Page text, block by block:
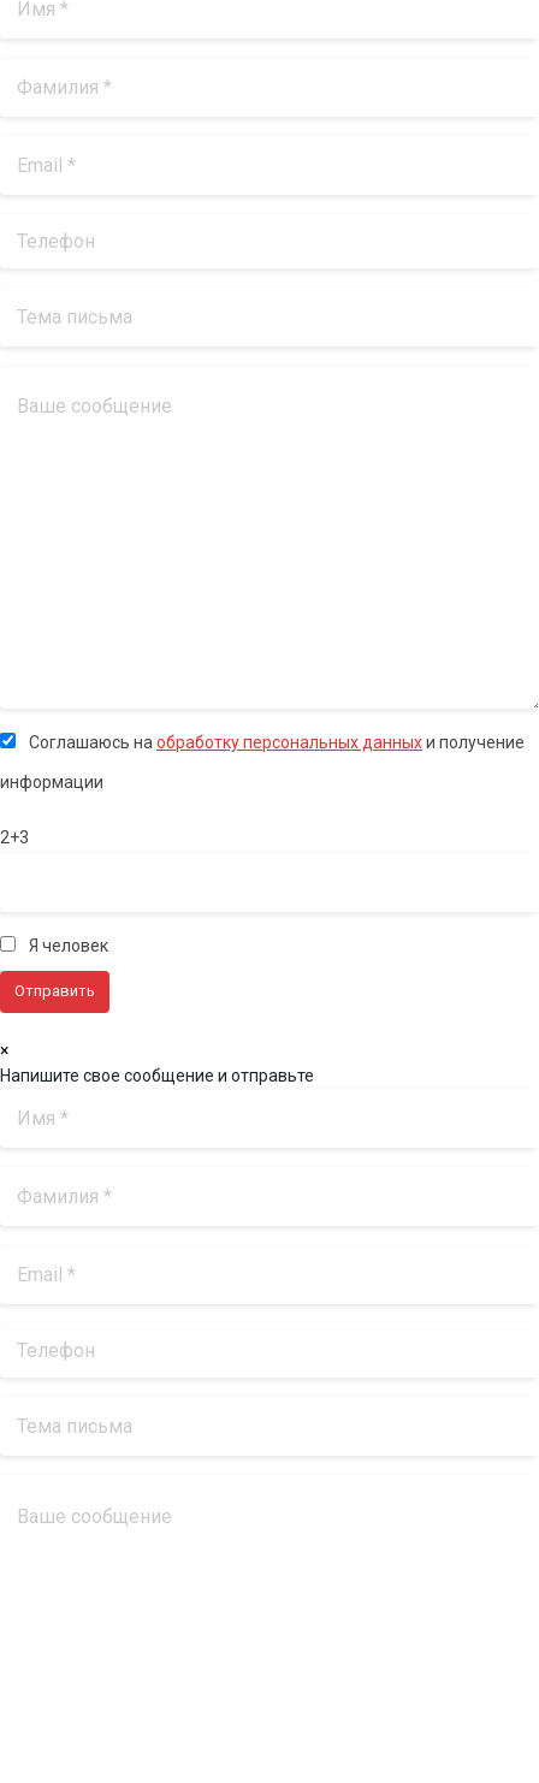
Соглашаюсь на обработку персональных данныхи получение
информации
2+3
Я человек
×
Напишите свое сообщение и отправьте